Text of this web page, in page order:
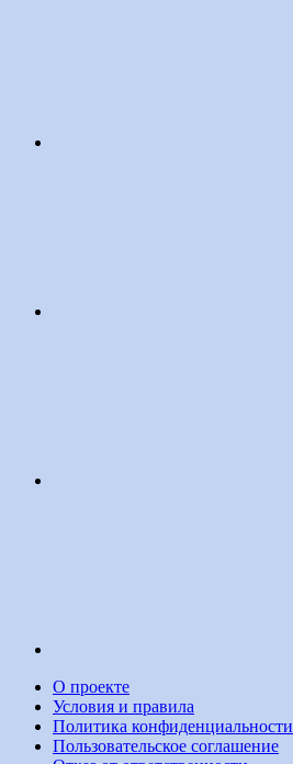
О проекте
Условия и правила
Политика конфиденциальности
Пользовательское соглашение